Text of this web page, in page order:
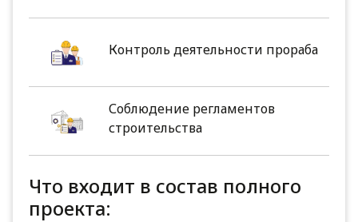
Контроль деятельности прораба
Соблюдение регламентов
строительства
Что входит в состав полного
проекта: